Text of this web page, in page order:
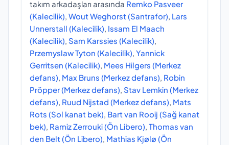
takım arkadaşları arasında Remko Pasveer
(Kalecilik), Wout Weghorst (Santrafor), Lars
Unnerstall (Kalecilik), Issam El Maach
(Kalecilik), Sam Karssies (Kalecilik),
Przemyslaw Tyton (Kalecilik), Yannick
Gerritsen (Kalecilik), Mees Hilgers (Merkez
defans), Max Bruns (Merkez defans), Robin
Pröpper (Merkez defans), Stav Lemkin (Merkez
defans), Ruud Nijstad (Merkez defans), Mats
Rots (Sol kanat bek), Bart van Rooij (Sağ kanat
bek), Ramiz Zerrouki (Ön Libero), Thomas van
den Belt (Ön Libero), Mathias Kjølø (Ön